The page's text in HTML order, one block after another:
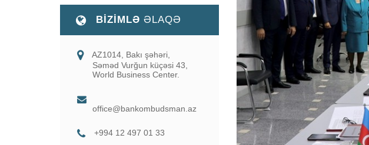
BİZİMLƏ ƏLAQƏ
AZ1014, Bakı şəhəri,
Səməd Vurğun küçəsi 43,
World Business Center.
office@bankombudsman.az
+994 12 497 01 33